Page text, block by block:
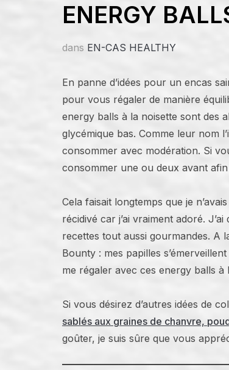
ENERGY
dans EN-CAS HEALTHY
En panne d’idées pour un encas
pour vous régaler de manière
energy balls à la noisette sont des
glycémique bas. Comme leur nom
consommer avec modération. Si
consommer une ou deux avant
Cela faisait longtemps que je
récidivé car j’ai vraiment adoré.
recettes tout aussi gourmandes. A
Bounty : mes papilles
me régaler avec ces energy balls à
Si vous désirez d’autres idées de
sablés aux graines de chanvre,
goûter, je suis sûre que vous